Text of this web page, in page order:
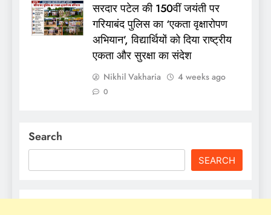
सरदार पटेल की 150वीं जयंती पर
गरियाबंद पुलिस का ‘एकता वृक्षारोपण
अभियान’, विद्यार्थियों को दिया राष्ट्रीय
एकता और सुरक्षा का संदेश
Nikhil Vakharia 4 weeks ago
0
Search
SEARCH